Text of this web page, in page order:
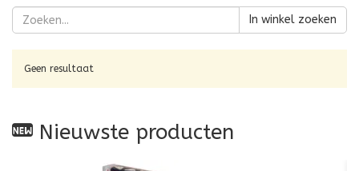
In winkel zoeken
Geen resultaat
Nieuwste producten